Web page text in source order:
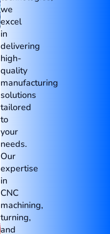
we
excel
in
delivering
high-
quality
manufacturing
solutions
tailored
to
your
needs.
Our
expertise
in
CNC
machining,
turning,
and